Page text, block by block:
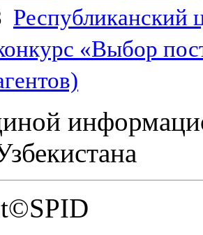
«Выбор